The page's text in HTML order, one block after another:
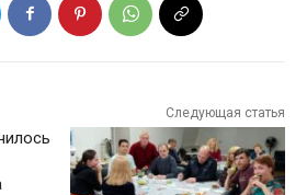
Следующая статья